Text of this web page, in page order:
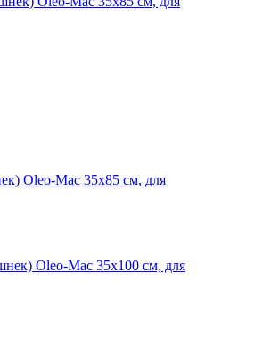
Oleo-Mac 35х85 см, для